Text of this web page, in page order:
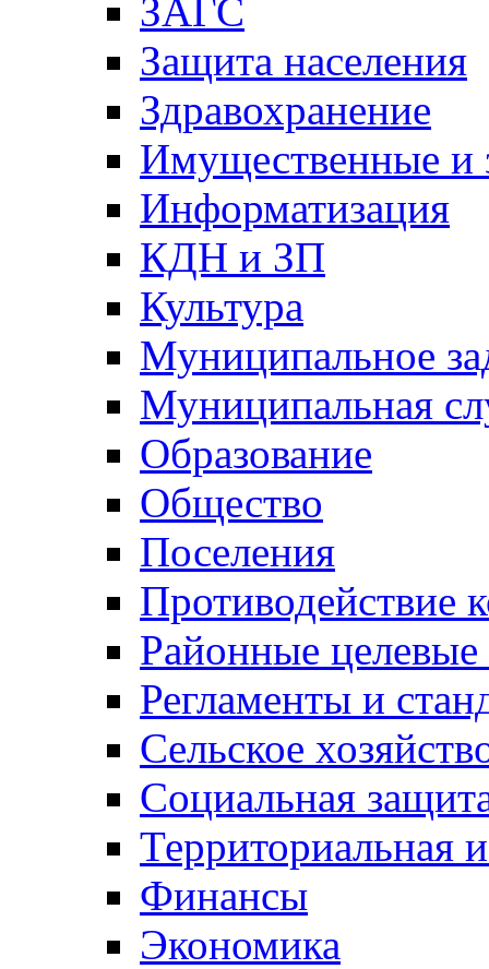
ЗАГС
Защита населения
Здравохранение
Имущественные и
Информатизация
КДН и ЗП
Культура
Муниципальное
Муниципальная
Образование
Общество
Поселения
Противодействие
Районные
Регламенты и
Сельское
Социальная
Территориальная
Финансы
Экономика